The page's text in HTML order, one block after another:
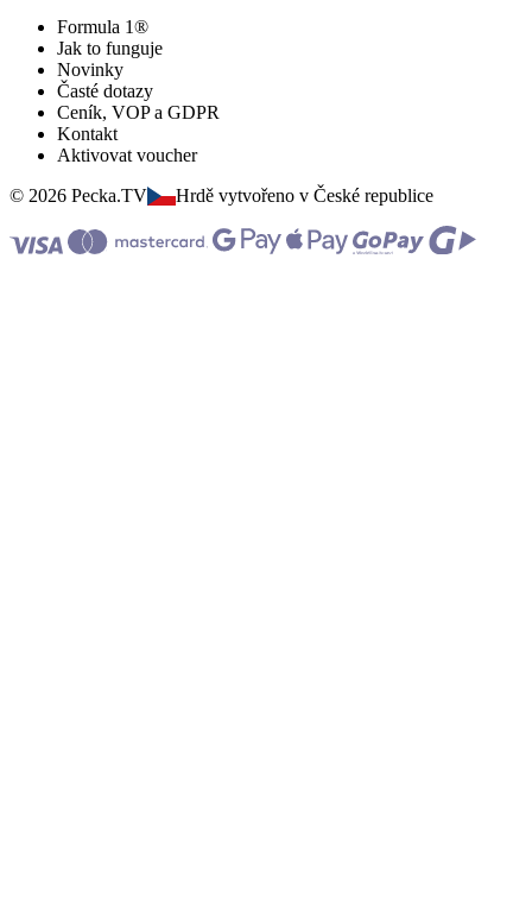
Formula 1®
Jak to funguje
Novinky
Časté dotazy
Ceník, VOP a GDPR
Kontakt
Aktivovat voucher
© 2026 Pecka.TV
Hrdě vytvořeno v České republice